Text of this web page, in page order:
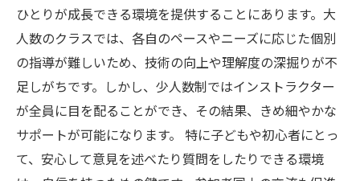
ひとりが成長できる環境を提供することにあります。大
人数のクラスでは、各自のペースやニーズに応じた個別
の指導が難しいため、技術の向上や理解度の深掘りが不
足しがちです。しかし、少人数制ではインストラクター
が全員に目を配ることができ、その結果、きめ細やかな
サポートが可能になります。 特に子どもや初心者にとっ
て、安心して意見を述べたり質問をしたりできる環境